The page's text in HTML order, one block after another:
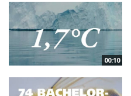
00:10